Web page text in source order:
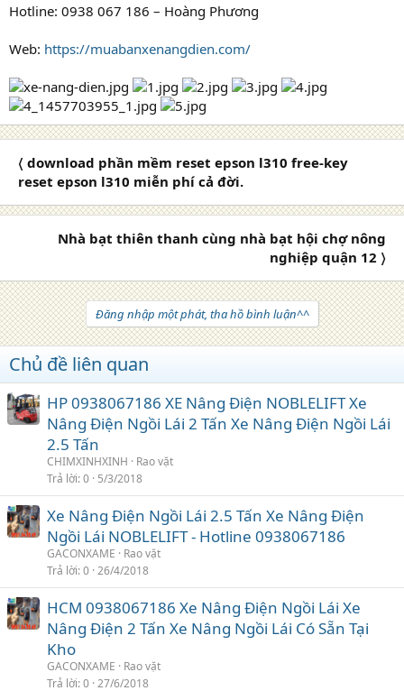
Hotline: 0938 067 186 – Hoàng Phương
Web: https://muabanxenangdien.com/
〈 download phần mềm reset epson l310 free-key
reset epson l310 miễn phí cả đời.
Nhà bạt thiên thanh cùng nhà bạt hội chợ nông
nghiệp quận 12 〉
Đăng nhập một phát, tha hồ bình luận^^
Chủ đề liên quan
HP 0938067186 XE Nâng Điện NOBLELIFT Xe
Nâng Điện Ngồi Lái 2 Tấn Xe Nâng Điện Ngồi Lái
2.5 Tấn
CHIMXINHXINH
Rao vặt
Trả lời 0 5/3/2018
Xe Nâng Điện Ngồi Lái 2.5 Tấn Xe Nâng Điện
Ngồi Lái NOBLELIFT - Hotline 0938067186
GACONXAME
Rao vặt
Trả lời 0 26/4/2018
HCM 0938067186 Xe Nâng Điện Ngồi Lái Xe
Nâng Điện 2 Tấn Xe Nâng Ngồi Lái Có Sẵn Tại
Kho
GACONXAME
Rao vặt
Trả lời 0 27/6/2018